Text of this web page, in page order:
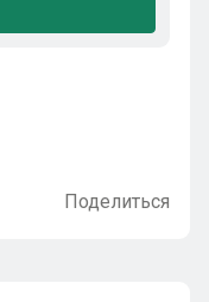
Поделиться